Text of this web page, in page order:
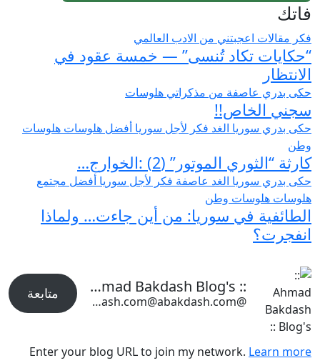
فاتك
فكر مقالات اعجبتني من الادب العالمي
“حكايات تكاد تُنسى” — خمسة عقود في
الانتظار
حكى بدري عاصفة من مذكراتي هلوسات
سجني الخاص!!
حكى بدري سوريا الغد فكر لأجل سوريا أفضل هلوسات هلوسات
وطن
كارثة “الثوري الموتور” (2) :الخوارج…
حكى بدري سوريا الغد عاصفة فكر لأجل سوريا أفضل مجتمع
هلوسات هلوسات وطن
الطائفية في سوريا: من أين جاءت… ولماذا
انفجرت؟
:: Ahmad Bakdash Blog's ::
@abakdash.com@abakdash.com متابعة
Enter your blog URL to join my network. Learn more